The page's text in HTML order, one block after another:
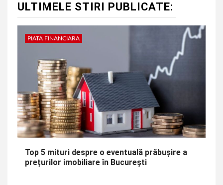
ULTIMELE STIRI PUBLICATE:
PIATA FINANCIARA
Top 5 mituri despre o eventuală prăbușire a
prețurilor imobiliare în București